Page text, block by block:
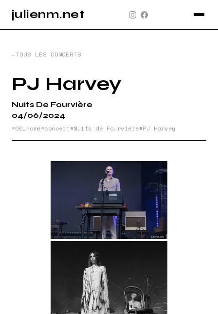
julienm.net
CONCERT
GLASTONBURY
SPORT
INFO
PLAN DU SITE
TOUS LES CONCERTS
PJ Harvey
Nuits De Fourvière
04/06/2024
00_home concert Nuits de Fourvière PJ Harvey